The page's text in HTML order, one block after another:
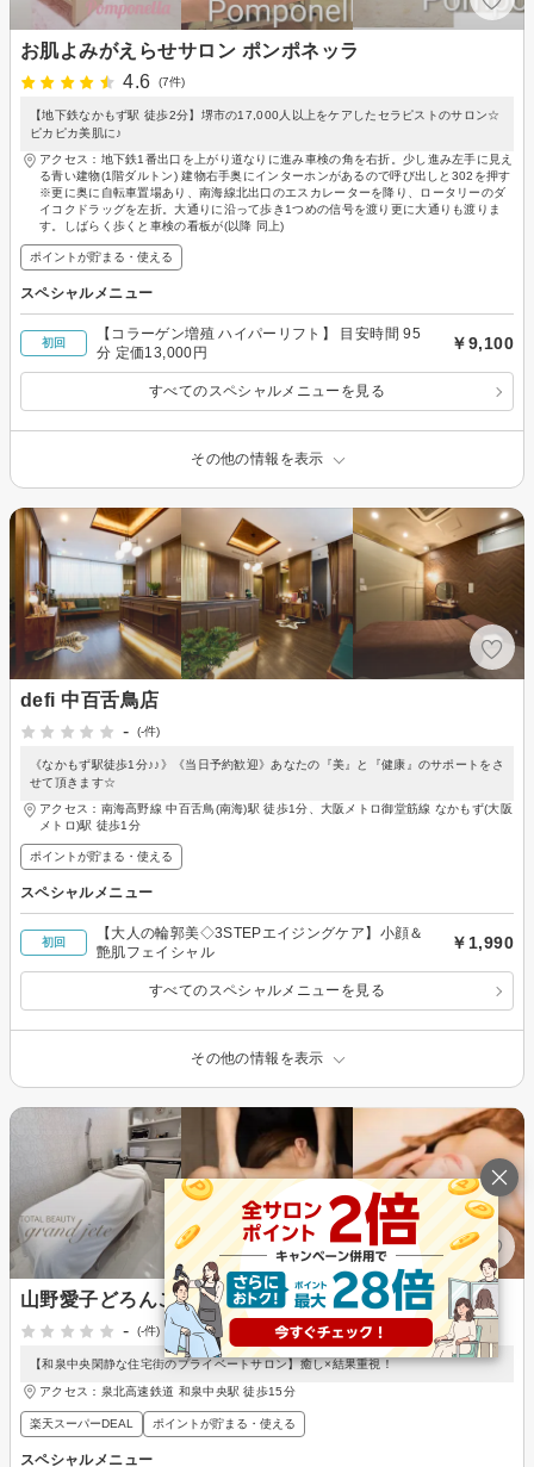
お肌よみがえらせサロン ポンポネッラ
4.6
(7件)
【地下鉄なかもず駅 徒歩2分】堺市の17,000人以上をケアしたセラピストのサロン☆
ピカピカ美肌に♪
アクセス：地下鉄1番出口を上がり道なりに進み車検の角を右折。少し進み左手に見え
る青い建物(1階ダルトン) 建物右手奥にインターホンがあるので呼び出しと302を押す
※更に奥に自転車置場あり、南海線北出口のエスカレーターを降り、ロータリーのダ
イコクドラッグを左折。大通りに沿って歩き1つめの信号を渡り更に大通りも渡りま
す。しばらく歩くと車検の看板が(以降 同上)
ポイントが貯まる・使える
スペシャルメニュー
初回
【コラーゲン増殖 ハイパーリフト】 目安時間 95
分 定価13,000円
￥9,100
すべてのスペシャルメニューを見る
その他の情報を表示
defi 中百舌鳥店
-
(-件)
《なかもず駅徒歩1分♪♪》《当日予約歓迎》あなたの『美』と『健康』のサポートをさ
せて頂きます☆
アクセス：南海高野線 中百舌鳥(南海)駅 徒歩1分、大阪メトロ御堂筋線 なかもず(大阪
メトロ)駅 徒歩1分
ポイントが貯まる・使える
スペシャルメニュー
初回
【大人の輪郭美◇3STEPエイジングケア】小顔＆
艶肌フェイシャル
￥1,990
すべてのスペシャルメニューを見る
その他の情報を表示
山野愛子どろんこ美容 TOTAL BEAUTY grand jete
-
(-件)
【和泉中央閑静な住宅街のプライベートサロン】癒し×結果重視！
アクセス：泉北高速鉄道 和泉中央駅 徒歩15分
楽天スーパーDEAL ポイントが貯まる・使える
スペシャルメニュー